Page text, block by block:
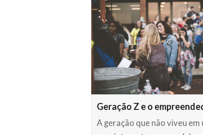
Geração Z e o
A geração que não viveu em